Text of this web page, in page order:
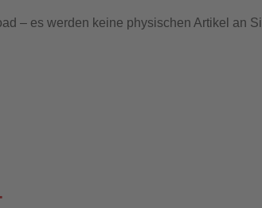
– es werden keine physischen Artikel an